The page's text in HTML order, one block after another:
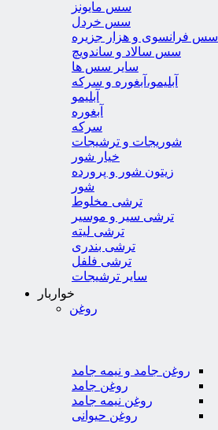
سس مایونز
سس خردل
سس فرانسوی و هزار جزیره
سس سالاد و ساندویچ
سایر سس ها
آبلیمو،آبغوره و سرکه
آبلیمو
آبغوره
سرکه
شوریجات و ترشیجات
خیار شور
زیتون شور و پرورده
شور
ترشی مخلوط
ترشی سیر و موسیر
ترشی لیته
ترشی بندری
ترشی فلفل
سایر ترشیجات
خواربار
روغن
روغن جامد و نیمه جامد
روغن جامد
روغن نیمه جامد
روغن حیوانی